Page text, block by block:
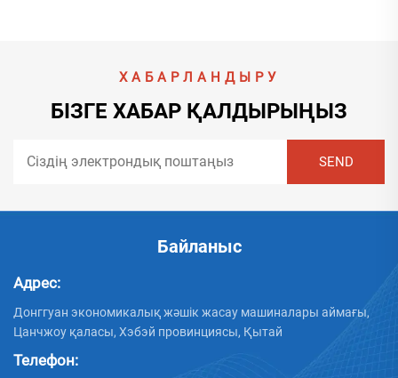
ХАБАРЛАНДЫРУ
БІЗГЕ ХАБАР ҚАЛДЫРЫҢЫЗ
Байланыс
Адрес:
Донггуан экономикалық жәшік жасау машиналары аймағы,
Цанчжоу қаласы, Хэбэй провинциясы, Қытай
Телефон: